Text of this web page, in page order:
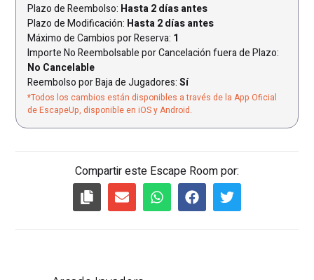
Plazo de Reembolso: Hasta 2 días antes
Plazo de Modificación: Hasta 2 días antes
Máximo de Cambios por Reserva: 1
Importe No Reembolsable por Cancelación fuera de Plazo:
No Cancelable
Reembolso por Baja de Jugadores: Sí
*Todos los cambios están disponibles a través de la App Oficial
de EscapeUp, disponible en iOS y Android.
Compartir este Escape Room por: